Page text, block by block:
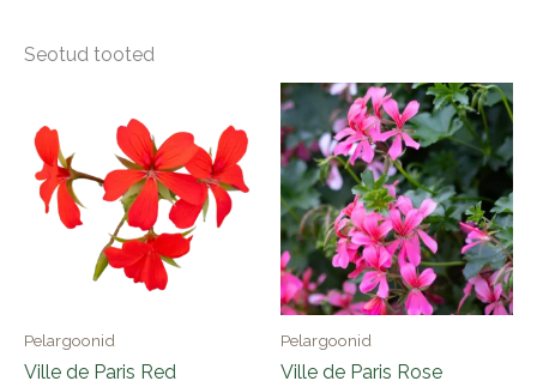
Seotud tooted
Pelargoonid
Ville de Paris Red
Pelargoonid
Ville de Paris Rose